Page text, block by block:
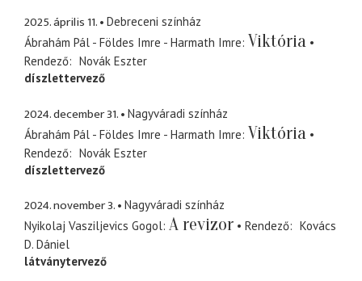
2025. április 11.
Debreceni színház
Ábrahám Pál - Földes Imre - Harmath Imre Viktória
Rendező
Novák Eszter
díszlettervező
2024. december 31.
Nagyváradi színház
Ábrahám Pál - Földes Imre - Harmath Imre Viktória
Rendező
Novák Eszter
díszlettervező
2024. november 3.
Nagyváradi színház
Nyikolaj Vasziljevics Gogol A revizor Rendező
Kovács
D. Dániel
látványtervező